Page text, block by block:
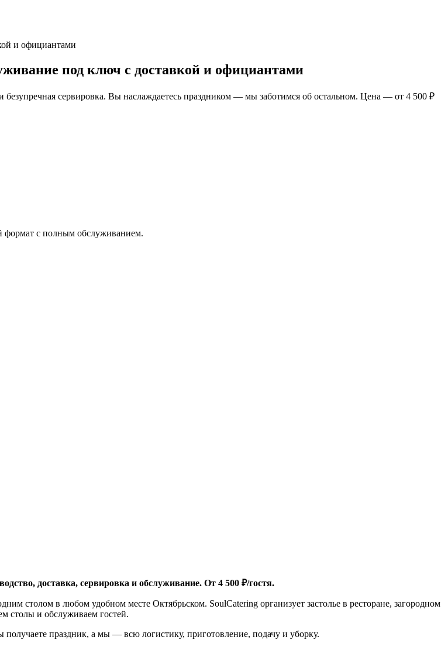
под ключ с доставкой и официантами
сервировка. Вы наслаждаетесь праздником — мы заботимся об остальном. Цена — от 4 500 ₽
формат с полным обслуживанием.
доставка, сервировка и обслуживание. От 4 500 ₽/гостя.
столом в любом удобном месте Октябрьском. SoulCatering организует застолье в ресторане, загородном
столы и обслуживаем гостей.
праздник, а мы — всю логистику, приготовление, подачу и уборку.